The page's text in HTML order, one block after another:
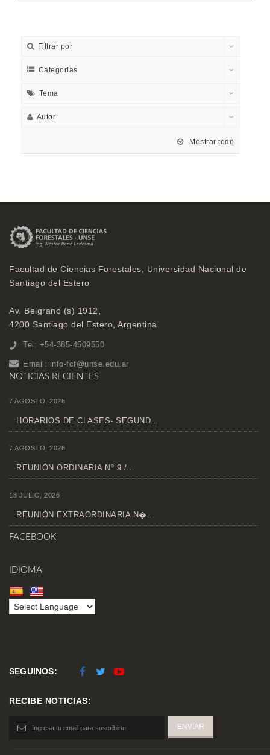
Filtrar por
Categorias
Tema
Autor
Mostrar todo
Facultad de Ciencias Forestales, Universidad Nacional de
Santiago del Estero
Av. Belgrano (s) 1912,
4200 Santiago del Estero, Argentina
Tel: +54-385-4509550
Email: info-fcf@unse.edu.ar
NOTICIAS RECIENTES
7 AGOSTO, 2026
HORARIOS DE CLASES- SEGUND...
7 AGOSTO, 2026
REUNIÓN ORDINARIA Nº 9 /...
13 JULIO, 2026
REUNIÓN EXTRAORDINARIA N�...
FACEBOOK
IDIOMA
SEGUINOS:
RECIBE NOTICIAS: